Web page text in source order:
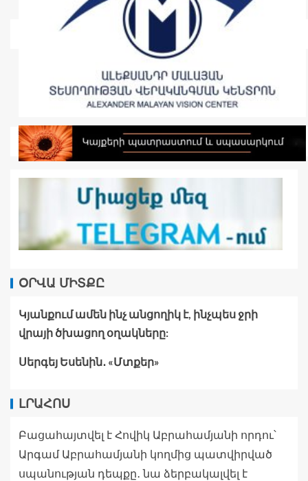
ՕՐՎԱ ՄԻՏՔԸ
Կյանքում ամեն ինչ անցողիկ է, ինչպես ջրի
վրայի ծխացող օղակները:
Սերգեյ Եսենին․ «Մտքեր»
ԼՐԱՀՈՍ
Բացահայտվել է Հովիկ Աբրահամյանի որդու՝
Արգամ Աբրահամյանի կողմից պատվիրված
սպանության դեպքը․ նա ձերբակալվել է